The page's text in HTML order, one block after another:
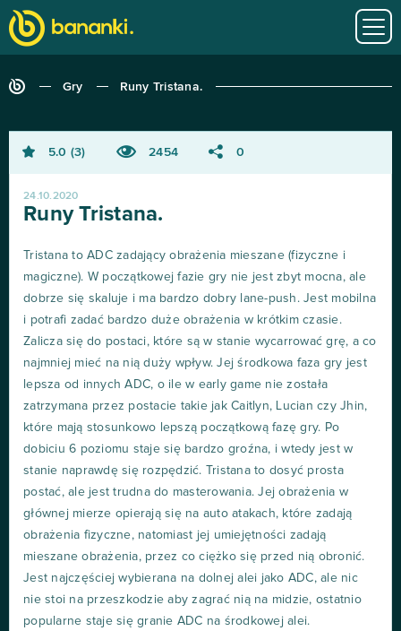
Gry Runy Tristana.
5.0 3 2454 0
24.10.2020
Runy Tristana.
Tristana to ADC zadający obrażenia mieszane (fizyczne i
magiczne). W początkowej fazie gry nie jest zbyt mocna, ale
dobrze się skaluje i ma bardzo dobry lane-push. Jest mobilna
i potrafi zadać bardzo duże obrażenia w krótkim czasie.
Zalicza się do postaci, które są w stanie wycarrować grę, a co
najmniej mieć na nią duży wpływ. Jej środkowa faza gry jest
lepsza od innych ADC, o ile w early game nie została
zatrzymana przez postacie takie jak Caitlyn, Lucian czy Jhin,
które mają stosunkowo lepszą początkową fazę gry. Po
dobiciu 6 poziomu staje się bardzo groźna, i wtedy jest w
stanie naprawdę się rozpędzić. Tristana to dosyć prosta
postać, ale jest trudna do masterowania. Jej obrażenia w
głównej mierze opierają się na auto atakach, które zadają
obrażenia fizyczne, natomiast jej umiejętności zadają
mieszane obrażenia, przez co ciężko się przed nią obronić.
Jest najczęściej wybierana na dolnej alei jako ADC, ale nic
nie stoi na przeszkodzie aby zagrać nią na midzie, ostatnio
popularne staje się granie ADC na środkowej alei.